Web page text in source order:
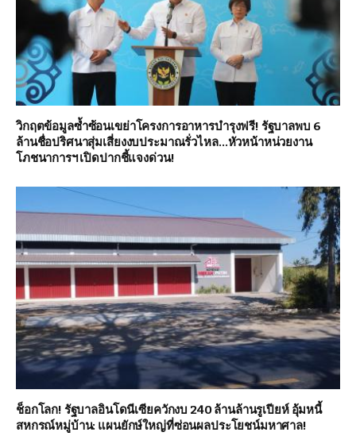
วิกฤตข้อมูลซ้ำซ้อนเขย่าโครงการอาหารบำรุงฟรี! รัฐบาลพบ 6
ล้านชื่อปริศนาสุ่มเสี่ยงงบประมาณรั่วไหล…หัวหน้าหน่วยงาน
โภชนาการฯ เปิดปากชี้แจงด่วน!
ช็อกโลก! รัฐบาลอินโดนีเซียควักงบ 240 ล้านล้านรูเปียห์ อุ้มหนี้
สหกรณ์หมู่บ้าน: แผนยักษ์ใหญ่ที่ซ่อนผลประโยชน์มหาศาล!